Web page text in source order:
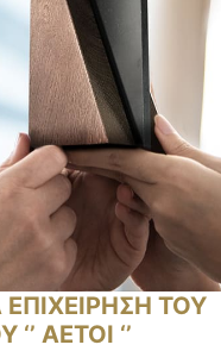
ΕΠΙΧΕΙΡΗΣΗ ΤΟΥ
ΑΕΤΟΙ ‘’